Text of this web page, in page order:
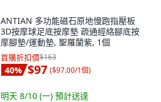
ANTIAN 多功能磁石原地慢跑指壓板
3D按摩球足底按摩墊 疏通經絡腳底按
摩腳墊/運動墊, 聖羅蘭紫, 1個
首購折扣價$163
40% $97 ($97.00/1個)
明天 8/10 (一) 預計送達